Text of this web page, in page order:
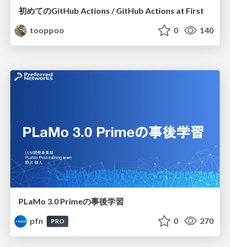
初めてのGitHub Actions / GitHub Actions at First
tooppoo
0 140
PLaMo 3.0 Primeの事後学習
pfn
PRO 0 270